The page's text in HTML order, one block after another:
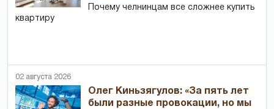
Почему челнинцам все сложнее купить
квартиру
02 августа 2026
Олег Киньзягулов: «За пять лет
были разные провокации, но мы